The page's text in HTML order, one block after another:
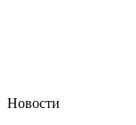
Новости